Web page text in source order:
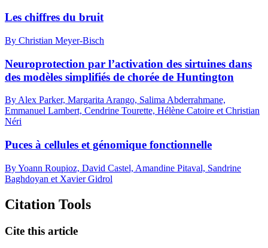
Les chiffres du bruit
By Christian Meyer-Bisch
Neuroprotection par l’activation des sirtuines dans
des modèles simplifiés de chorée de Huntington
By Alex Parker, Margarita Arango, Salima Abderrahmane,
Emmanuel Lambert, Cendrine Tourette, Hélène Catoire et Christian
Néri
Puces à cellules et génomique fonctionnelle
By Yoann Roupioz, David Castel, Amandine Pitaval, Sandrine
Baghdoyan et Xavier Gidrol
Citation Tools
Cite this article